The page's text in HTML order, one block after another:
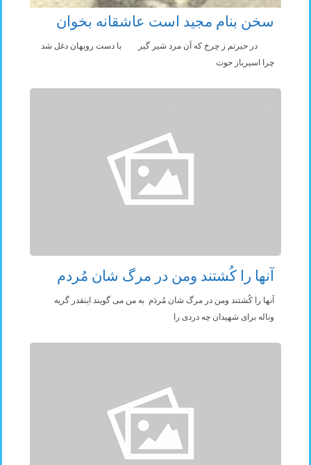
سخن بنام مجید است عاشقانه بخوان
در حيرتم ز چرخ که آن مرد شير گير با دست روبهان دغل شد
چرا اسيرباز حوت
آنها را کُشتند ومن در مرگ شان مُردم
آنها را کُشتند ومن در مرگ شان مُردَم به من می گویند اینقدر گریه
وناله برای شهیدان چه دردی را